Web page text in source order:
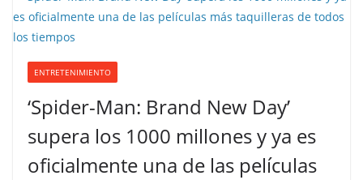
ENTRETENIMIENTO
‘Spider-Man: Brand New Day’
supera los 1000 millones y ya es
oficialmente una de las películas